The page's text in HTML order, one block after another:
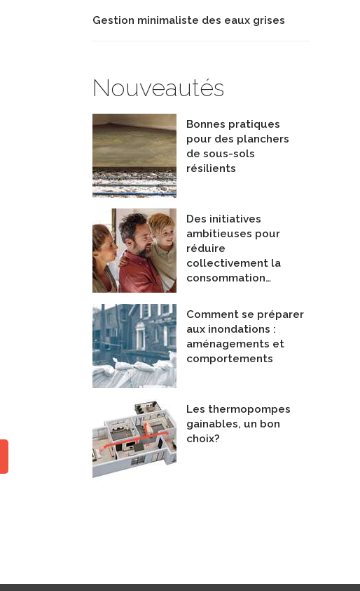
Gestion minimaliste des eaux grises
Nouveautés
Bonnes pratiques
pour des planchers
de sous-sols
résilients
Des initiatives
ambitieuses pour
réduire
collectivement la
consommation…
Comment se préparer
aux inondations :
aménagements et
comportements
Les thermopompes
gainables, un bon
choix?